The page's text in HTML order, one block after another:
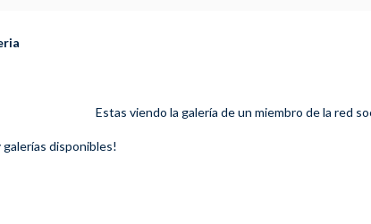
Estas viendo la galería de un miembro de la red
galerías disponibles!